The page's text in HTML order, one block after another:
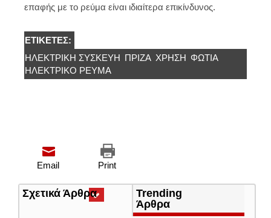
επαφής με το ρεύμα είναι ιδιαίτερα επικίνδυνος.
ΕΤΙΚΈΤΕΣ:
ΗΛΕΚΤΡΙΚΉ ΣΥΣΚΕΥΉ ΠΡΙΖΑ ΧΡΉΣΗ ΦΩΤΙΆ
ΗΛΕΚΤΡΙΚΟ ΡΕΥΜΑ
Print
Email
Σχετικά Άρθρα(ενεργή
καρτέλα)
Trending
Άρθρα